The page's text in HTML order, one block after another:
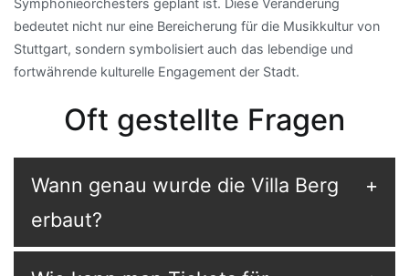
Symphonieorchesters geplant ist. Diese Veränderung
bedeutet nicht nur eine Bereicherung für die Musikkultur von
Stuttgart, sondern symbolisiert auch das lebendige und
fortwährende kulturelle Engagement der Stadt.
Oft gestellte Fragen
Wann genau wurde die Villa Berg
erbaut?